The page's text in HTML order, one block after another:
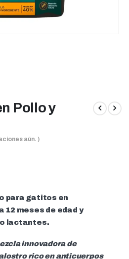
Pollo y
aún. )
para gatitos en
meses de edad y
lactantes.
innovadora de
rico en anticuerpos